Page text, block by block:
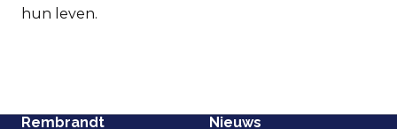
hun leven.
Rembrandt Nieuws